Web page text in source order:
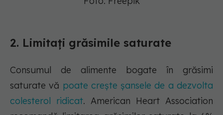
2. Limitați grăsimile saturate
Consumul de alimente bogate în grăsimi
saturate vă poate crește șansele de a dezvolta
colesterol ridicat. American Heart Association